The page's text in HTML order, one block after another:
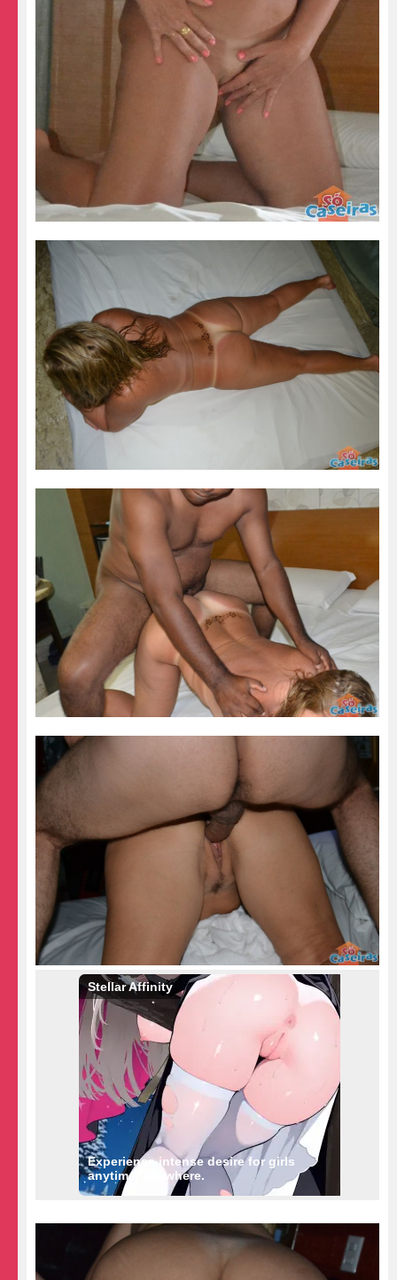
Experience intense desire for girls
anytime, anywhere.
Stellar Affinity